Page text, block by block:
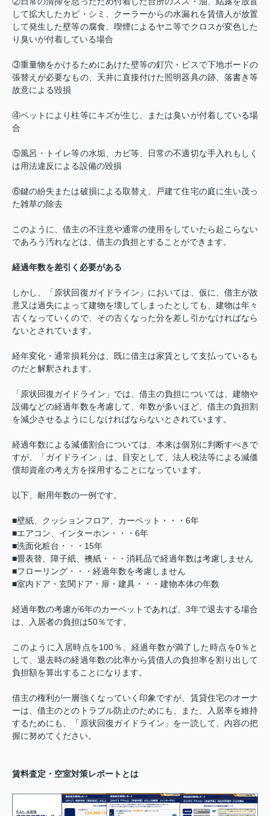
して拡大したカビ・シミ、クーラーからの水漏れを賃借人が放置
して発生した壁等の腐食、喫煙によるヤニ等でクロスが変色した
り臭いが付着している場合
③重量物をかけるためにあけた壁等の釘穴・ビスで下地ボードの
張替えが必要なもの、天井に直接付けた照明器具の跡、落書き等
故意による毀損
④ペットにより柱等にキズが生じ、または臭いが付着している場
合
⑤風呂・トイレ等の水垢、カビ等、日常の不適切な手入れもしく
は用法違反による設備の毀損
⑥鍵の紛失または破損による取替え、戸建て住宅の庭に生い茂っ
た雑草の除去
このように、借主の不注意や通常の使用をしていたら起こらない
であろう汚れなどは、借主の負担とすることができます。
経過年数を差引く必要がある
しかし、「原状回復ガイドライン」においては、仮に、借主が故
意又は過失によって建物を壊してしまったとしても、建物は年々
古くなっていくので、その古くなった分を差し引かなければなら
ないとされています。
経年変化・通常損耗分は、既に借主は家賃として支払っているも
のだと解釈されます。
「原状回復ガイドライン」では、借主の負担については、建物や
設備などの経過年数を考慮して、年数が多いほど、借主の負担割
を減少させるようにしなければならないとされています。
経過年数による減価割合については、本来は個別に判断すべきで
すが、「ガイドライン」は、目安として、法人税法等による減価
償却資産の考え方を採用することになっています。
以下、耐用年数の一例です。
■壁紙、クッションフロア、カーペット・・・ 6年
■エアコン、インターホン・・・ 6年
■洗面化粧台・・・ 15年
■畳表替、障子紙、襖紙・・・消耗品で経過年数は考慮しません
■フローリング・・・経過年数を考慮しません
■室内ドア・玄関ドア・扉・建具・・・建物本体の年数
経過年数の考慮が6年のカーペットであれば、 3年で退去する場合
は、入居者の負担は50％です。
このように入居時点を100％、経過年数が満了した時点を0％と
して、退去時の経過年数の比率から賃借人の負担率を割り出して
負担額を算出することになります。
借主の権利が一層強くなっていく印象ですが、賃貸住宅のオーナ
ーは、借主のとのトラブル防止のためにも、また、入居率を維持
するためにも、「原状回復ガイドライン」を一読して、内容の把
握に努めてください。
賃料査定・空室対策レポートとは